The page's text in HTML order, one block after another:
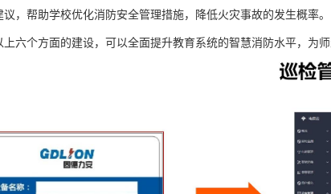
议，帮助学校优化消防安全管理措施，降低火灾事故的发生概率。
上六个方面的建设，可以全面提升教育系统的智慧消防水平，为